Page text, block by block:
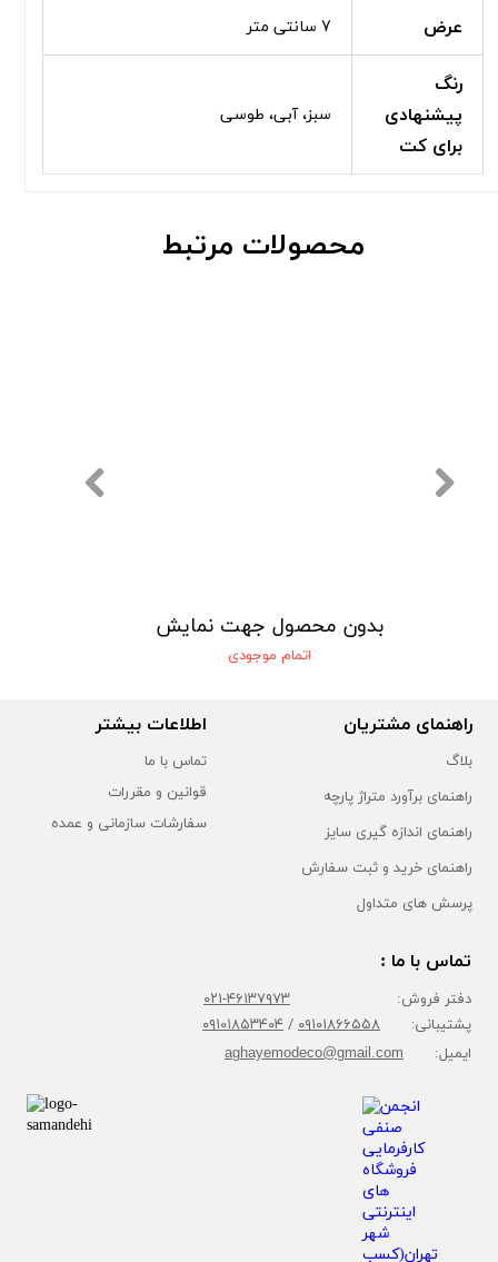
عرض
7 سانتی متر
رنگ
پیشنهادی
برای کت
سبز، آبی، طوسی
محصولات مرتبط
بدون محصول جهت نمایش
اتمام موجودی
راهنمای مشتریان
بلاگ
راهنمای برآورد متراژ پارچه
راهنمای اندازه گیری سایز
راهنمای خرید و ثبت سفارش
پرسش های متداول
اطلاعات بیشتر
تماس با ما
قوانین و مقررات
سفارشات سازمانی و عمده
تماس با ما :
دفتر فروش: ۴۶۱۳۷۹۷۳-۰۲۱
پشتیبانی: ۰۹۱۰۱۸۶۶۵۵۸/۰۹۱۰۱۸۵۳۴۰۴
ایمیل: aghayemodeco@gmail.com